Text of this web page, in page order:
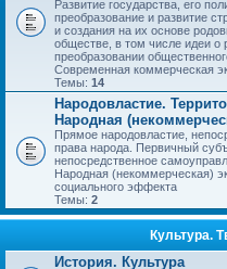
Развитие государства, его
преобразование и развитие
и создания на их основе
обществе, в том числе идеи о
преобразовании
Современная коммерческая
Темы: 14
Народовластие.
Народная
Прямое народовластие,
права народа. Первичный
непосредственное
Народная (некоммерческая)
социального эффекта
Темы: 2
Культура.
История. Культура